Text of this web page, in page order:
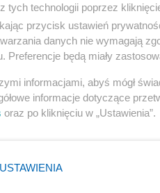
tych technologii poprzez
przycisk ustawień
danych nie wymagają
Preferencje będą miały
informacjami, abyś mógł
informacje dotyczące
oraz po kliknięciu w „Ustawienia”.
USTAWIENIA